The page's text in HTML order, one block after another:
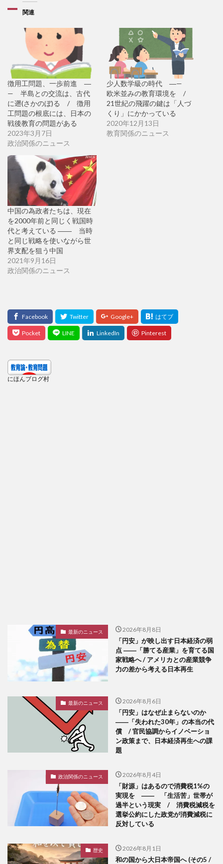
関連
徴用工問題、一歩前進 ―
— 半島との交流は、古代
に遡(さかのぼ)る / 徴用
工問題の根底には、日本の
戦後教育の問題がある
2023年3月7日
政治関係のニュース
少人数学級の時代 ―—
欧米並みの教育環境を /
21世紀の飛躍の鍵は「人づ
くり」にかかっている
2020年12月13日
教育関係のニュース
中国の為政者たちは、現在
を2000年前と同じく戦国時
代と考えている ―― 当時
と同じ戦略を使いながら世
界支配を狙う中国
2021年9月16日
政治関係のニュース
にほんブログ村
最新のニュース 2026年8月8日
「円安」が映し出す日本経済の弱
点 ――「勝てる産業」を育てる国
家戦略へ / アメリカとの産業競争
力の差から考える日本再生
最新のニュース 2026年8月6日
「円安」はなぜ止まらないのか
――「失われた30年」の本当の代
償 / 官民協調からイノベーショ
ン政策まで、日本経済再生への課
題
政治関係のニュース 2026年8月4日
「財源」はあるので消費税1%の
実現を ―― 「生活苦」世帯が
過半という現実 / 消費税減税を
選挙公約にした政党が消費減税に
反対している
歴史 2026年8月1日
和の国から大日本帝国へ (その5 /